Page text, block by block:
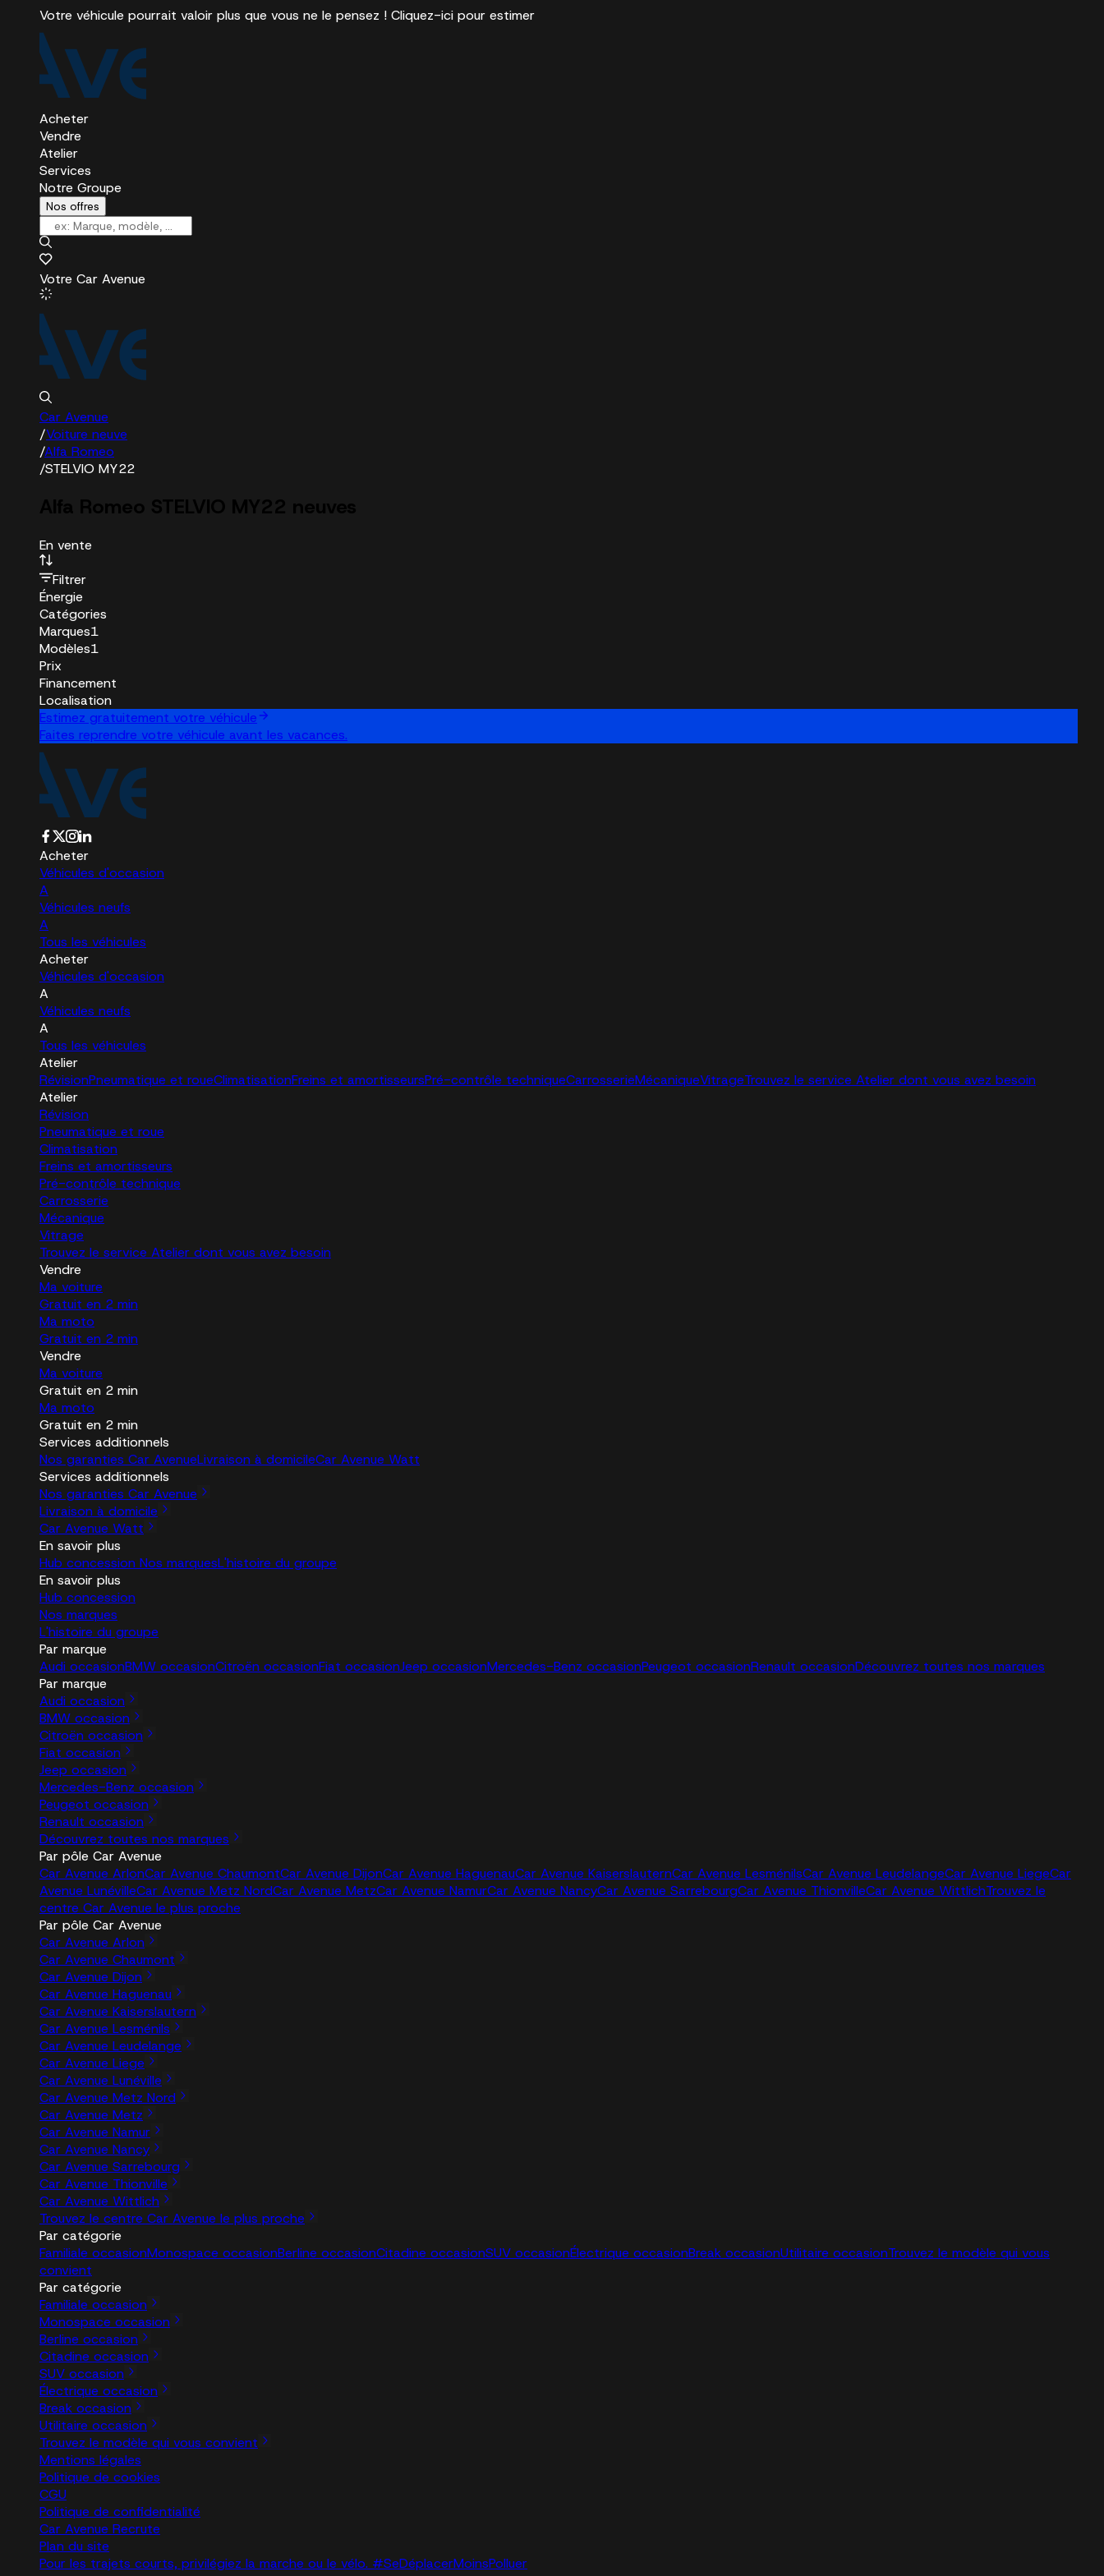
Votre véhicule pourrait valoir plus que vous ne le pensez ! Cliquez-ici pour estimer
Acheter
Vendre
Atelier
Services
Notre Groupe
Nos offres
Votre Car Avenue
Car Avenue
/Voiture neuve
/Alfa Romeo
/STELVIO MY22
En vente
Filtrer
Énergie
Catégories
Marques1
Modèles1
Prix
Financement
Localisation
Estimez gratuitement votre véhicule
Faites reprendre votre véhicule avant les vacances.
Acheter
Véhicules d'occasion
A
Véhicules neufs
A
Tous les véhicules
Acheter
Véhicules d'occasion
A
Véhicules neufs
A
Tous les véhicules
Atelier
RévisionPneumatique et roueClimatisationFreins et amortisseursPré-contrôle techniqueCarrosserieMécaniqueVitrageTrouvez le service Atelier dont vous avez besoin
Atelier
Révision
Pneumatique et roue
Climatisation
Freins et amortisseurs
Pré-contrôle technique
Carrosserie
Mécanique
Vitrage
Trouvez le service Atelier dont vous avez besoin
Vendre
Ma voiture
Gratuit en 2 min
Ma moto
Gratuit en 2 min
Vendre
Ma voiture
Gratuit en 2 min
Ma moto
Gratuit en 2 min
Services additionnels
Nos garanties Car AvenueLivraison à domicileCar Avenue Watt
Services additionnels
Nos garanties Car Avenue
Livraison à domicile
Car Avenue Watt
En savoir plus
Hub concession Nos marquesL'histoire du groupe
En savoir plus
Hub concession
Nos marques
L'histoire du groupe
Par marque
Audi occasionBMW occasionCitroën occasionFiat occasionJeep occasionMercedes-Benz occasionPeugeot occasionRenault occasionDécouvrez toutes nos marques
Par marque
Audi occasion
BMW occasion
Citroën occasion
Fiat occasion
Jeep occasion
Mercedes-Benz occasion
Peugeot occasion
Renault occasion
Découvrez toutes nos marques
Par pôle Car Avenue
Car Avenue ArlonCar Avenue ChaumontCar Avenue DijonCar Avenue HaguenauCar Avenue KaiserslauternCar Avenue LesménilsCar Avenue LeudelangeCar Avenue LiegeCar
Avenue LunévilleCar Avenue Metz NordCar Avenue MetzCar Avenue NamurCar Avenue NancyCar Avenue SarrebourgCar Avenue ThionvilleCar Avenue WittlichTrouvez le
centre Car Avenue le plus proche
Par pôle Car Avenue
Car Avenue Arlon
Car Avenue Chaumont
Car Avenue Dijon
Car Avenue Haguenau
Car Avenue Kaiserslautern
Car Avenue Lesménils
Car Avenue Leudelange
Car Avenue Liege
Car Avenue Lunéville
Car Avenue Metz Nord
Car Avenue Metz
Car Avenue Namur
Car Avenue Nancy
Car Avenue Sarrebourg
Car Avenue Thionville
Car Avenue Wittlich
Trouvez le centre Car Avenue le plus proche
Par catégorie
Familiale occasionMonospace occasionBerline occasionCitadine occasionSUV occasionÉlectrique occasionBreak occasionUtilitaire occasionTrouvez le modèle qui vous
convient
Par catégorie
Familiale occasion
Monospace occasion
Berline occasion
Citadine occasion
SUV occasion
Électrique occasion
Break occasion
Utilitaire occasion
Trouvez le modèle qui vous convient
Mentions légales
Politique de cookies
CGU
Politique de confidentialité
Car Avenue Recrute
Plan du site
Pour les trajets courts, privilégiez la marche ou le vélo. #SeDéplacerMoinsPolluer